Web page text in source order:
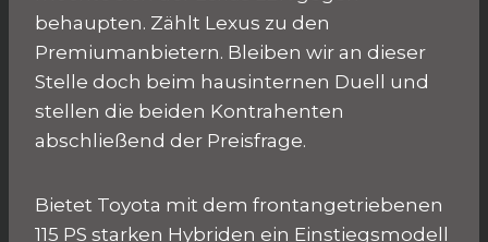
behaupten. Zählt Lexus zu den
Premiumanbietern. Bleiben wir an dieser
Stelle doch beim hausinternen Duell und
stellen die beiden Kontrahenten
abschließend der Preisfrage.
Bietet Toyota mit dem frontangetriebenen
115 PS starken Hybriden ein Einstiegsmodell